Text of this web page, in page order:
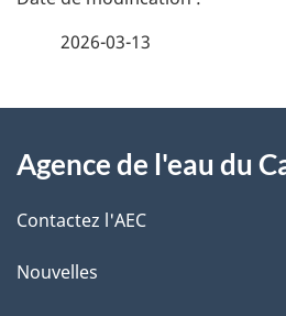
l
s
l
o
t
r
e
é
2026-03-13
propos
de
ce
Agence de l'eau du
Contactez l'AEC
Nouvelles